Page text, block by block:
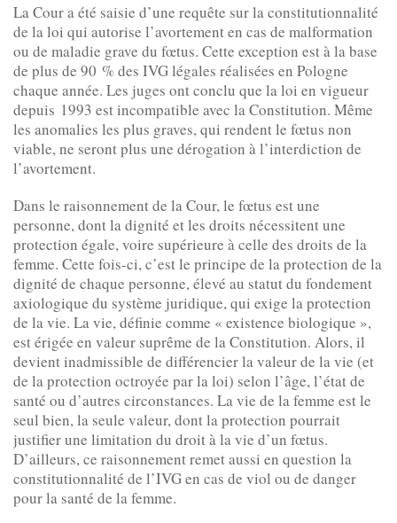
La Cour a été saisie d’une requête sur la constitutionnalité
de la loi qui autorise l’avortement en cas de malformation
ou de maladie grave du fœtus. Cette exception est à la base
de plus de 90 % des IVG légales réalisées en Pologne
chaque année. Les juges ont conclu que la loi en vigueur
depuis 1993 est incompatible avec la Constitution. Même
les anomalies les plus graves, qui rendent le fœtus non
viable, ne seront plus une dérogation à l’interdiction de
l’avortement.
Dans le raisonnement de la Cour, le fœtus est une
personne, dont la dignité et les droits nécessitent une
protection égale, voire supérieure à celle des droits de la
femme. Cette fois-ci, c’est le principe de la protection de la
dignité de chaque personne, élevé au statut du fondement
axiologique du système juridique, qui exige la protection
de la vie. La vie, définie comme « existence biologique »,
est érigée en valeur suprême de la Constitution. Alors, il
devient inadmissible de différencier la valeur de la vie (et
de la protection octroyée par la loi) selon l’âge, l’état de
santé ou d’autres circonstances. La vie de la femme est le
seul bien, la seule valeur, dont la protection pourrait
justifier une limitation du droit à la vie d’un fœtus.
D’ailleurs, ce raisonnement remet aussi en question la
constitutionnalité de l’IVG en cas de viol ou de danger
pour la santé de la femme.